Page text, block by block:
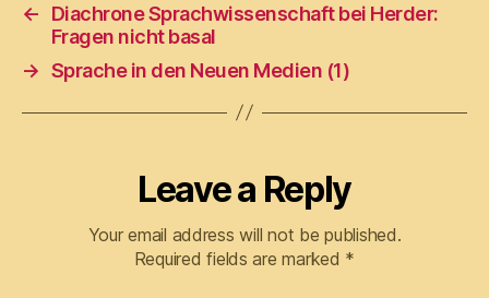
←
Diachrone Sprachwissenschaft bei Herder:
Fragen nicht basal
→ Sprache in den Neuen Medien (1)
Leave a Reply
Your email address will not be published.
Required fields are marked *